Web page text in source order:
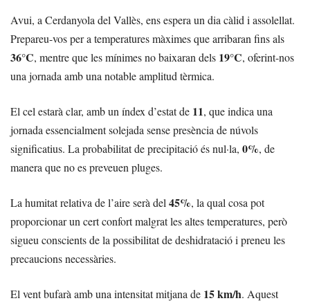
Avui, a Cerdanyola del Vallès, ens espera un dia càlid i assolellat.
Prepareu-vos per a temperatures màximes que arribaran fins als
36°C, mentre que les mínimes no baixaran dels 19°C, oferint-nos
una jornada amb una notable amplitud tèrmica.
El cel estarà clar, amb un índex d’estat de 11, que indica una
jornada essencialment solejada sense presència de núvols
significatius. La probabilitat de precipitació és nul·la, 0%, de
manera que no es preveuen pluges.
La humitat relativa de l’aire serà del45%, la qual cosa pot
proporcionar un cert confort malgrat les altes temperatures, però
sigueu conscients de la possibilitat de deshidratació i preneu les
precaucions necessàries.
El vent bufarà amb una intensitat mitjana de 15 km/h. Aquest